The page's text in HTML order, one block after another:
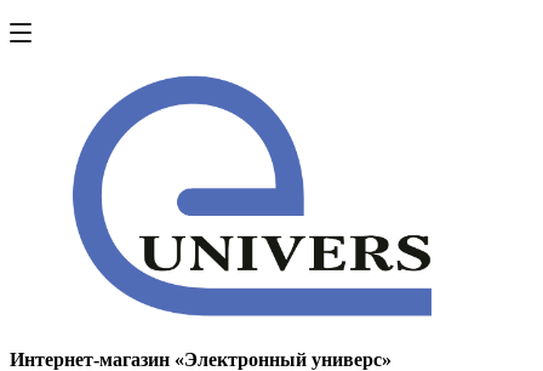
Интернет-магазин «Электронный универс»